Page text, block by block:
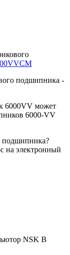
подшипника -
6000VV может
6000-VV
подшипника?
на электронный
NSK В